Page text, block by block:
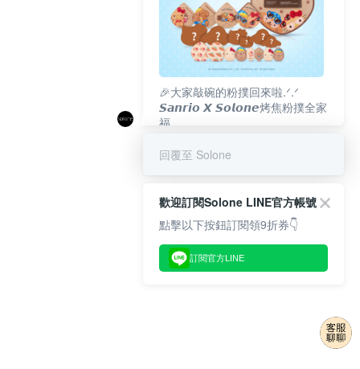
🎉大家敲碗的粉撲回來啦.ᐟ‪‪.ᐟ
𝙎𝙖𝙣𝙧𝙞𝙤 𝙓 𝙎𝙤𝙡𝙤𝙣𝙚烤焦粉撲全家
福
回覆至 Solone
歡迎訂閱Solone LINE官方帳號
點擊以下按鈕訂閱領9折券👇
訂閱官方LINE